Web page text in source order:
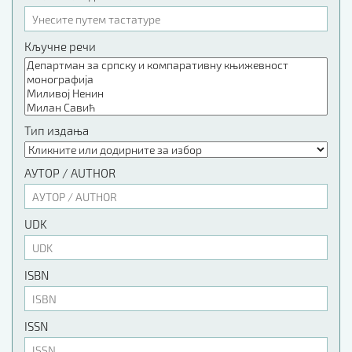
Кључне речи
Тип издања
АУТОР / AUTHOR
UDK
ISBN
ISSN